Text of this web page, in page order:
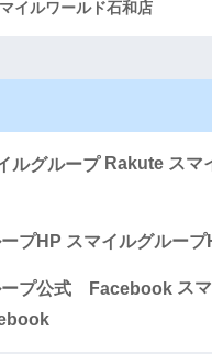
イルワールド石和店
Rakute スマ
スマイルグループ
ス